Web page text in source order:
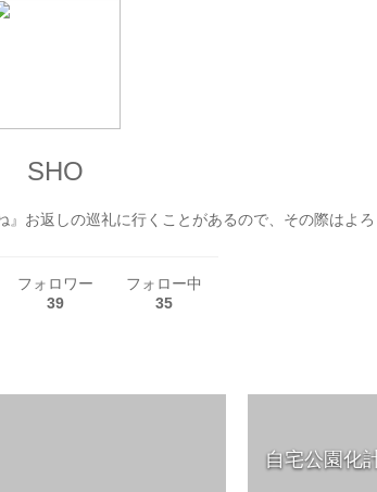
SHO
お返しの巡礼に行くことがあるので、その際はよろ
フォロワー
39
フォロー中
35
自宅公園化